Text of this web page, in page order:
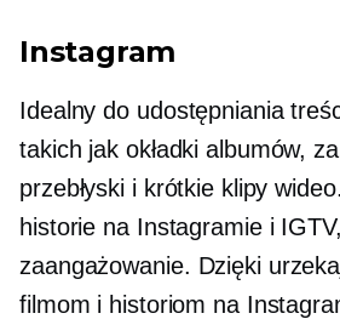
Instagram
Idealny do udostępniania
takich jak okładki albumów,
przebłyski i krótkie klipy
historie na Instagramie i
zaangażowanie. Dzięki
filmom i historiom na